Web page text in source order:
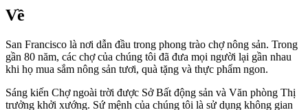
Về
San Francisco là nơi dẫn đầu trong phong trào chợ nông sản. Trong
gần 80 năm, các chợ của chúng tôi đã đưa mọi người lại gần nhau
khi họ mua sắm nông sản tươi, quà tặng và thực phẩm ngon.
Sáng kiến Chợ ngoài trời được Sở Bất động sản và Văn phòng Thị
trưởng khởi xướng. Sứ mệnh của chúng tôi là sử dụng không gian